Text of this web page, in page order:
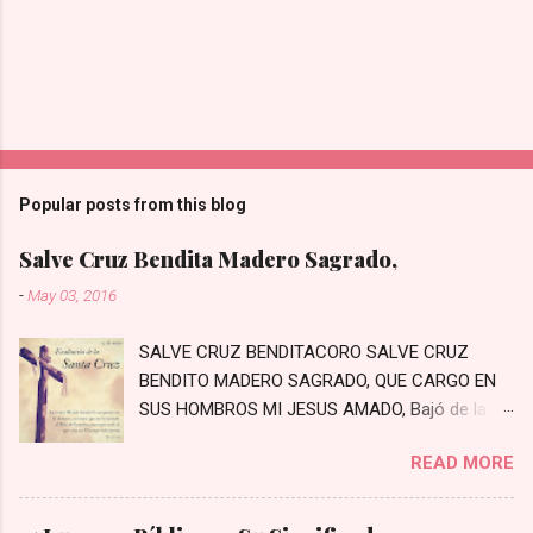
Popular posts from this blog
Salve Cruz Bendita Madero Sagrado,
-May 03, 2016
SALVE CRUZ BENDITACORO SALVE CRUZ
BENDITO MADERO SAGRADO, QUE CARGO EN
SUS HOMBROS MI JESUS AMADO, Bajó de la
Jerusalén Bajaste Tú al mundo con crecido
amor, Moriste en la Cruz por el pecador En un
arrabal rodeado de penas, Prisionero te hayas
READ MORE